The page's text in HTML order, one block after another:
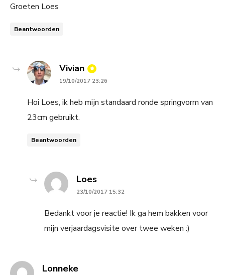
Groeten Loes
Beantwoorden
Vivian says:
19/10/2017 23:26
Hoi Loes, ik heb mijn standaard ronde springvorm van
23cm gebruikt.
Beantwoorden
Loessays:
23/10/2017 15:32
Bedankt voor je reactie! Ik ga hem bakken voor
mijn verjaardagsvisite over twee weken :)
Lonnekesays: